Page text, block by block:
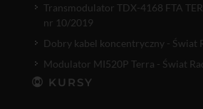
Transmodulator TDX-4168 FTA
nr 10/2019
Dobry kabel koncentryczny - Świat
Modulator MI520P Terra - Świat
KURSY